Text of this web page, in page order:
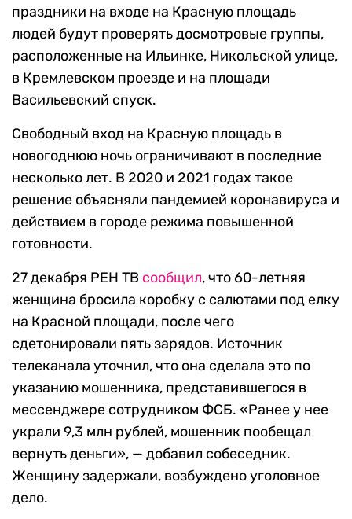
праздники на входе на Красную площадь
людей будут проверять досмотровые группы,
расположенные на Ильинке, Никольской улице,
в Кремлевском проезде и на площади
Васильевский спуск.
Свободный вход на Красную площадь в
новогоднюю ночь ограничивают в последние
несколько лет. В 2020 и 2021 годах такое
решение объясняли пандемией коронавируса и
действием в городе режима повышенной
готовности.
27 декабря РЕН ТВ сообщил, что 60-летняя
женщина бросила коробку с салютами под елку
на Красной площади, после чего
сдетонировали пять зарядов. Источник
телеканала уточнил, что она сделала это по
указанию мошенника, представившегося в
мессенджере сотрудником ФСБ. «Ранее у нее
украли 9,3 млн рублей, мошенник пообещал
вернуть деньги», — добавил собеседник.
Женщину задержали, возбуждено уголовное
дело.